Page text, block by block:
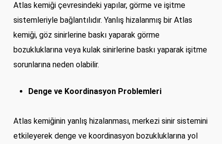
Atlas kemiği çevresindeki yapılar, görme ve işitme
sistemleriyle bağlantılıdır. Yanlış hizalanmış bir Atlas
kemiği, göz sinirlerine baskı yaparak görme
bozukluklarına veya kulak sinirlerine baskı yaparak işitme
sorunlarına neden olabilir.
Denge ve Koordinasyon Problemleri
Atlas kemiğinin yanlış hizalanması, merkezi sinir sistemini
etkileyerek denge ve koordinasyon bozukluklarına yol